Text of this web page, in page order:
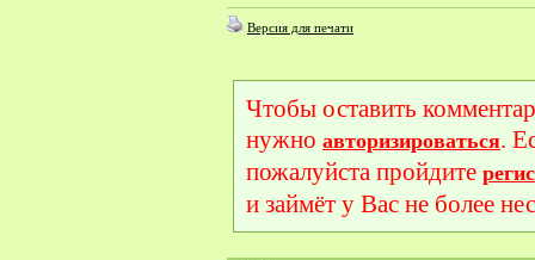
Версия для печати
Чтобы оставить
нужно авторизироваться.
пожалуйста пройдите
и займёт у Вас не более